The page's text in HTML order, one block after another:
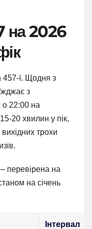
на 2026
457-ї. Щодня з
з
о 22:00 на
20 хвилин у пік,
трохи
перевірена на
на січень
Інтервал